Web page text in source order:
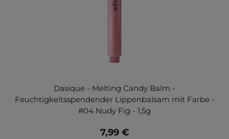
Dasique - Melting Candy Balm -
Feuchtigkeitsspendender Lippenbalsam mit Farbe -
#04 Nudy Fig - 1,5g
7,99 €